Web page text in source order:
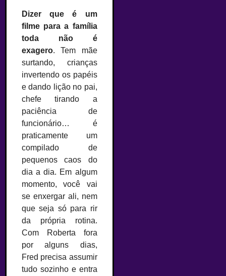
Dizer que é um
filme para a família
toda não é
exagero. Tem mãe
surtando, crianças
invertendo os papéis
e dando lição no pai,
chefe tirando a
paciência de
funcionário… é
praticamente um
compilado de
pequenos caos do
dia a dia. Em algum
momento, você vai
se enxergar ali, nem
que seja só para rir
da própria rotina.
Com Roberta fora
por alguns dias,
Fred precisa assumir
tudo sozinho e entra